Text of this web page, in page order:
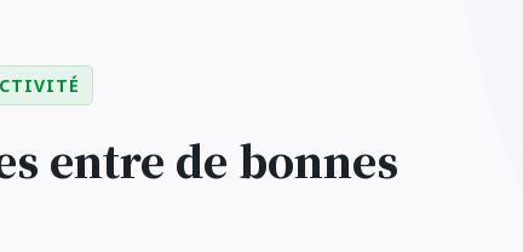
entre de bonnes